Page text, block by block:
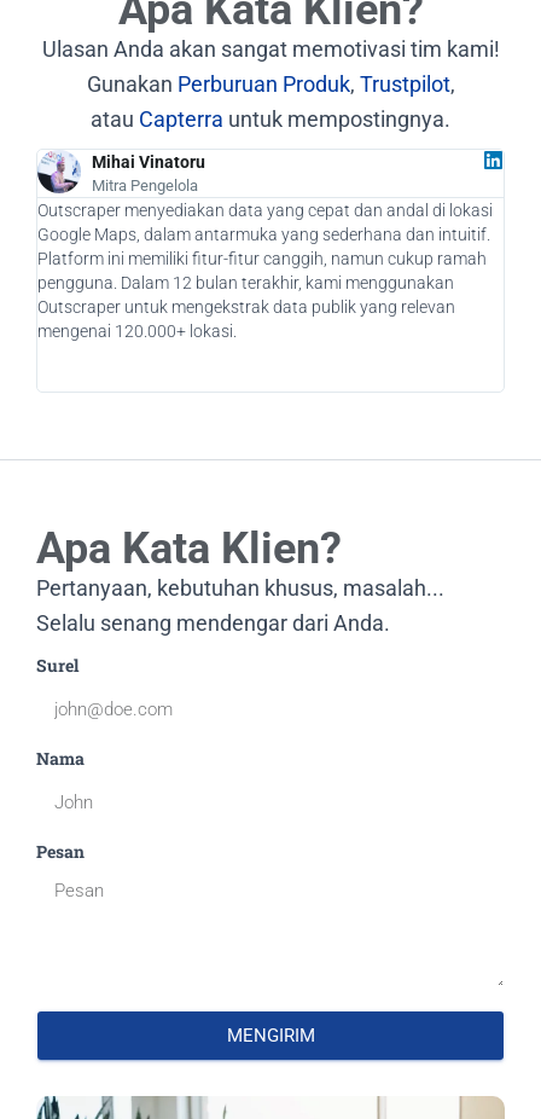
Ulasan Anda akan sangat memotivasi tim kami!
Gunakan Perburuan Produk, Trustpilot,
atau Capterra untuk mempostingnya.
Mihai Vinatoru
Mitra Pengelola
Outscraper menyediakan data yang cepat dan andal di lokasi
Google Maps, dalam antarmuka yang sederhana dan intuitif.
Platform ini memiliki fitur-fitur canggih, namun cukup ramah
pengguna. Dalam 12 bulan terakhir, kami menggunakan
Outscraper untuk mengekstrak data publik yang relevan
mengenai 120.000+ lokasi.
Apa Kata Klien?
Pertanyaan, kebutuhan khusus, masalah...
Selalu senang mendengar dari Anda.
Surel
Nama
Pesan
MENGIRIM